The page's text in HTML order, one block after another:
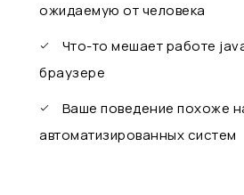
ожидаемую от человека
Что-то мешает работе
браузере
Ваше поведение похоже
автоматизированных систем